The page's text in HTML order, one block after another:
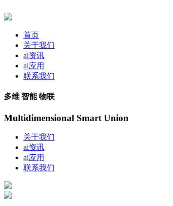
首页
关于我们
ai资讯
ai应用
联系我们
多维 智能 物联
Multidimensional Smart Union
关于我们
ai资讯
ai应用
联系我们